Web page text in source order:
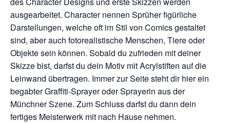
ausgearbeitet. Character nennen Sprüher figürliche
Darstellungen, welche oft im Stil von Comics gestaltet
sind, aber auch fotorealistische Menschen, Tiere oder
Objekte sein können. Sobald du zufrieden mit deiner
Skizze bist, darfst du dein Motiv mit Acrylstiften auf die
Leinwand übertragen. Immer zur Seite steht dir hier ein
begabter Graffiti-Sprayer oder Sprayerin aus der
Münchner Szene. Zum Schluss darfst du dann dein
fertiges Meisterwerk mit nach Hause nehmen.